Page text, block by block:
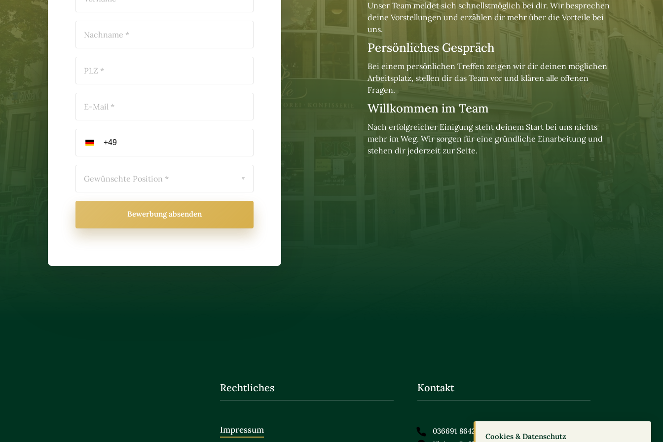
Gewünschte Position *
Bewerbung absenden
Unser Team meldet sich schnellstmöglich bei dir. Wir
deine Vorstellungen und erzählen dir mehr über die Vorteile
uns.
Persönliches Gespräch
Bei einem persönlichen Treffen zeigen wir dir deinen
Arbeitsplatz, stellen dir das Team vor und klären alle
Fragen.
Willkommen im Team
Nach erfolgreicher Einigung steht deinem Start bei uns
nichts
mehr im Weg. Wir sorgen für eine gründliche Einarbeitung
stehen dir jederzeit zur Seite.
Rechtliches
Impressum
Kontakt
036691 86420
Cookies & Datenschutz